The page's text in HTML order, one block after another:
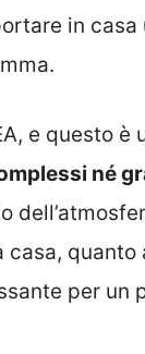
in casa
e questo è
né
quanto
per un